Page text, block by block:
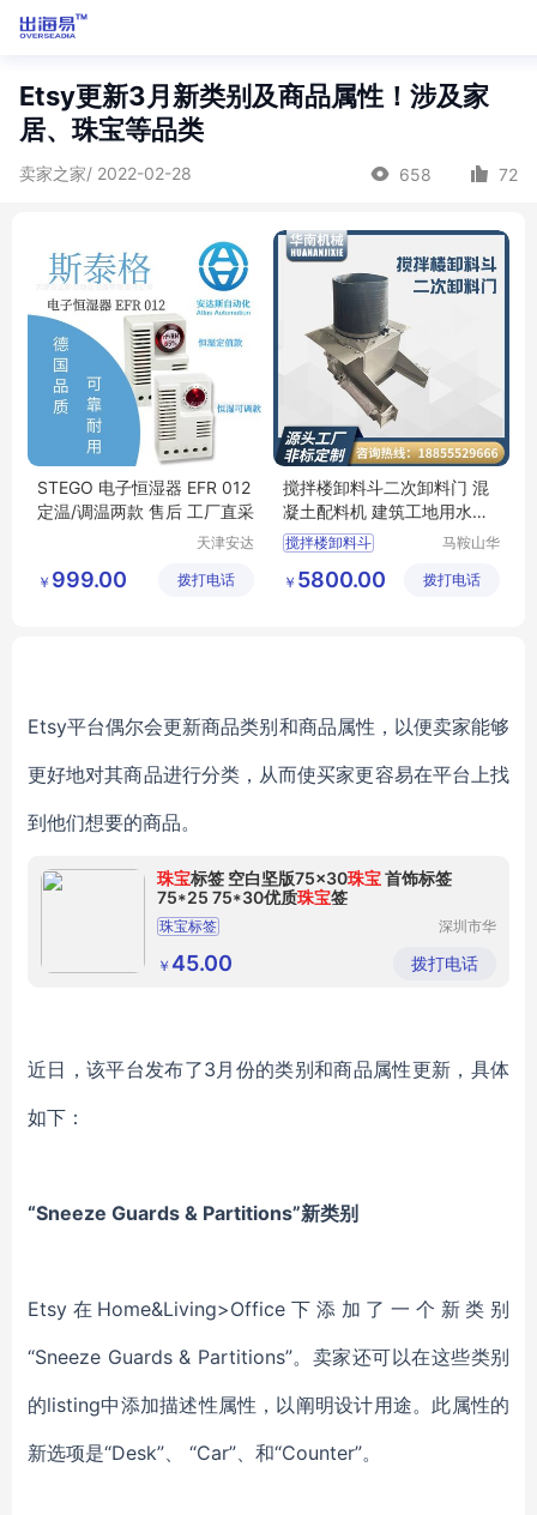
Etsy更新3月新类别及商品属性！涉及家
居、珠宝等品类
卖家之家/ 2022-02-28 658 72
STEGO 电子恒湿器 EFR 012
定温/调温两款 售后 工厂直采
天津安达
设备有限
￥ 999.00 拨打电话
搅拌楼卸料斗二次卸料门 混
凝土配料机 建筑工地用水泥
搅拌设备
搅拌楼卸料斗
二次卸料门报价
马鞍山华
技有限公
￥ 5800.00 拨打电话
Etsy平台偶尔会更新商品类别和商品属性，以便卖家能够
更好地对其商品进行分类，从而使买家更容易在平台上找
到他们想要的商品。
珠宝标签 空白坚版75x30珠宝首饰标签
75*25 75*30优质珠宝签
珠宝标签
深圳市华
子有限公
司
￥ 45.00 拨打电话
近日，该平台发布了3月份的类别和商品属性更新，具体
如下：
“Sneeze Guards & Partitions”新类别
Etsy在Home&Living>Office下添加了一个新类别
“Sneeze Guards & Partitions”。卖家还可以在这些类别
的listing中添加描述性属性，以阐明设计用途。此属性的
新选项是“Desk”、 “Car”、和“Counter”。